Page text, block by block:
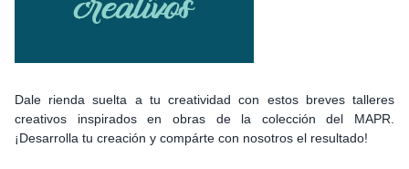
Dale rienda suelta a tu creatividad con estos breves talleres
creativos inspirados en obras de la colección del MAPR.
¡Desarrolla tu creación y compárte con nosotros el resultado!